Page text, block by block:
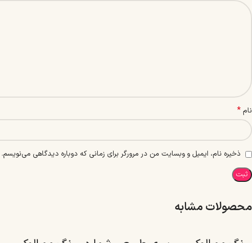
نام*
ذخیره نام، ایمیل و وبسایت من در مرورگر برای زمانی که دوباره دیدگاهی می‌نویسم.
محصولات مشابه